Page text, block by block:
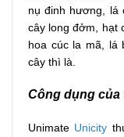
nụ đinh hương, lá
cây long đởm, hạt
hoa cúc la mã, lá
cây thì là.
Công dụng của
Unimate Unicity